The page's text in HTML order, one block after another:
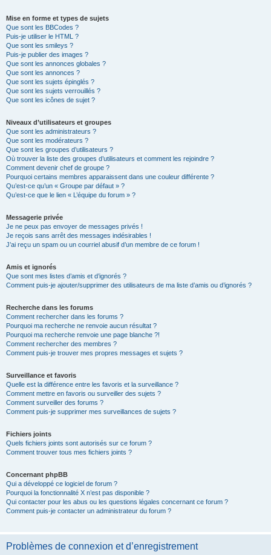
Mise en forme et types de sujets
Que sont les BBCodes ?
Puis-je utiliser le HTML ?
Que sont les smileys ?
Puis-je publier des images ?
Que sont les annonces globales ?
Que sont les annonces ?
Que sont les sujets épinglés ?
Que sont les sujets verrouillés ?
Que sont les icônes de sujet ?
Niveaux d’utilisateurs et groupes
Que sont les administrateurs ?
Que sont les modérateurs ?
Que sont les groupes d’utilisateurs ?
Où trouver la liste des groupes d’utilisateurs et comment les rejoindre ?
Comment devenir chef de groupe ?
Pourquoi certains membres apparaissent dans une couleur différente ?
Qu’est-ce qu’un « Groupe par défaut » ?
Qu’est-ce que le lien « L’équipe du forum » ?
Messagerie privée
Je ne peux pas envoyer de messages privés !
Je reçois sans arrêt des messages indésirables !
J’ai reçu un spam ou un courriel abusif d’un membre de ce forum !
Amis et ignorés
Que sont mes listes d’amis et d’ignorés ?
Comment puis-je ajouter/supprimer des utilisateurs de ma liste d’amis ou d’ignorés ?
Recherche dans les forums
Comment rechercher dans les forums ?
Pourquoi ma recherche ne renvoie aucun résultat ?
Pourquoi ma recherche renvoie une page blanche ?!
Comment rechercher des membres ?
Comment puis-je trouver mes propres messages et sujets ?
Surveillance et favoris
Quelle est la différence entre les favoris et la surveillance ?
Comment mettre en favoris ou surveiller des sujets ?
Comment surveiller des forums ?
Comment puis-je supprimer mes surveillances de sujets ?
Fichiers joints
Quels fichiers joints sont autorisés sur ce forum ?
Comment trouver tous mes fichiers joints ?
Concernant phpBB
Qui a développé ce logiciel de forum ?
Pourquoi la fonctionnalité X n’est pas disponible ?
Qui contacter pour les abus ou les questions légales concernant ce forum ?
Comment puis-je contacter un administrateur du forum ?
Problèmes de connexion et d’enregistrement